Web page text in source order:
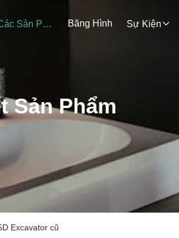
Các Sản Phẩm Băng Hình Sự Kiện
Sản Phẩm
Excavator cũ